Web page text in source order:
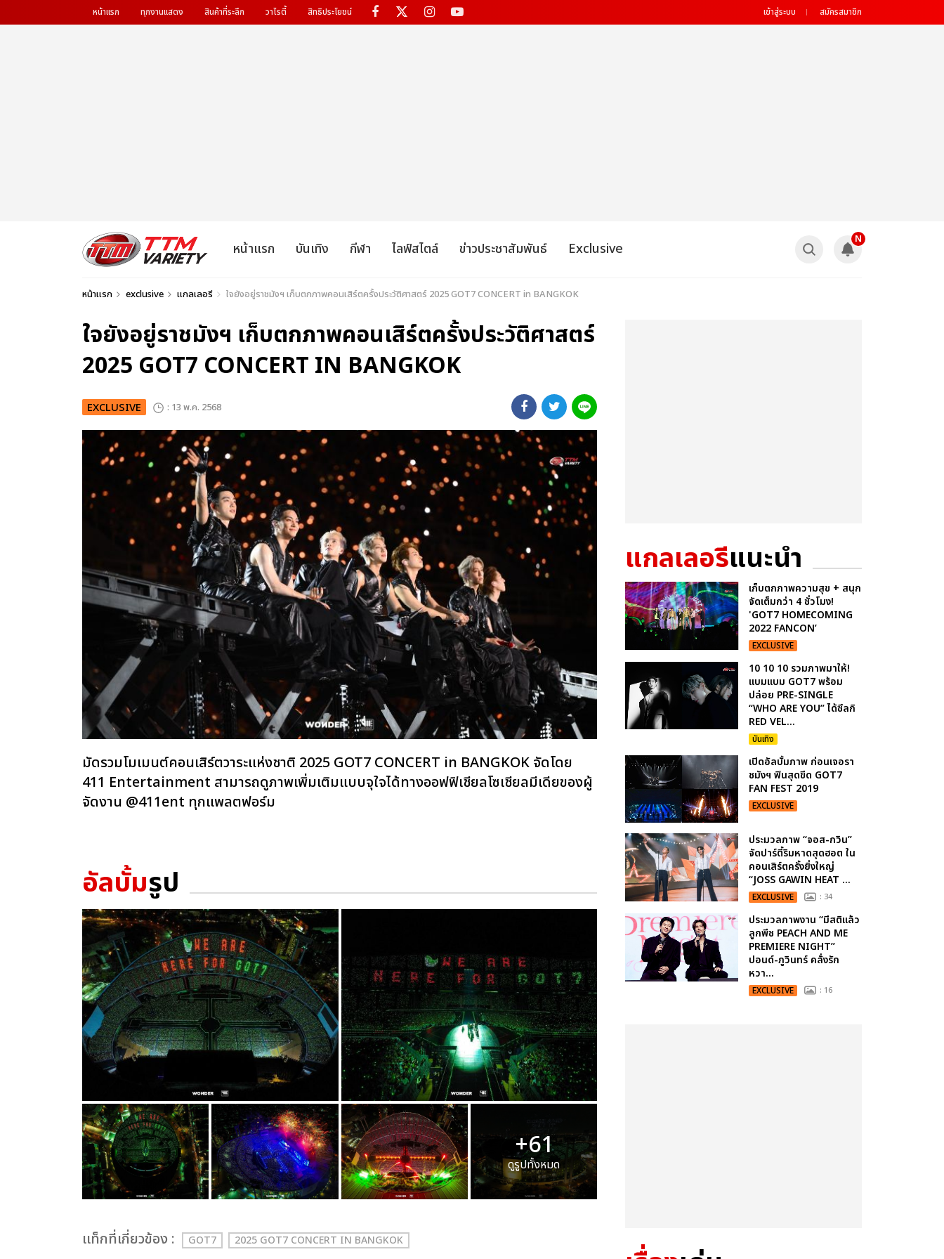
หน้าแรก ทุกงานแสดง สินค้าที่ระลึก วาไรตี้ สิทธิประโยชน์ เข้าสู่ระบบ สมัครสมาชิก
หน้าแรก บันเทิง กีฬา ไลฟ์สไตล์ ข่าวประชาสัมพันธ์ Exclusive
N
หน้าแรก exclusive แกลเลอรี ใจยังอยู่ราชมังฯ เก็บตกภาพคอนเสิร์ตครั้งประวัติศาสตร์ 2025 GOT7 CONCERT in BANGKOK
ใจยังอยู่ราชมังฯ เก็บตกภาพคอนเสิร์ตครั้งประวัติศาสตร์
2025 GOT7 CONCERT IN BANGKOK
EXCLUSIVE : 13 พ.ค. 2568
มัดรวมโมเมนต์คอนเสิร์ตวาระแห่งชาติ 2025 GOT7 CONCERT in BANGKOK จัดโดย
411 Entertainment สามารถดูภาพเพิ่มเติมแบบจุใจได้ทางออฟฟิเชียลโซเชียลมีเดียของผู้
จัดงาน @411ent ทุกแพลตฟอร์ม
อัลบั้มรูป
+61
ดูรูปทั้งหมด
เเท็กที่เกี่ยวข้อง : GOT7 2025 GOT7 CONCERT IN BANGKOK
แกลเลอรีแนะนำ
เก็บตกภาพความสุข + สนุก
จัดเต็มกว่า 4 ชั่วโมง!
'GOT7 HOMECOMING
2022 FANCON’
EXCLUSIVE
10 10 10 รวมภาพมาให้!
แบมแบม GOT7 พร้อม
ปล่อย PRE-SINGLE
“WHO ARE YOU” ได้ซึลกิ
RED VEL...
บันเทิง
เปิดอัลบั้มภาพ ก่อนเจอรา
ชมังฯ ฟินสุดขีด GOT7
FAN FEST 2019
EXCLUSIVE
ประมวลภาพ “จอส-กวิน”
จัดปาร์ตี้ริมหาดสุดฮอต ใน
คอนเสิร์ตครั้งยิ่งใหญ่
“JOSS GAWIN HEAT ...
EXCLUSIVE : 34
ประมวลภาพงาน “มีสติแล้ว
ลูกพีช PEACH AND ME
PREMIERE NIGHT”
ปอนด์-ภูวินทร์ คลั่งรัก
หวา...
EXCLUSIVE : 16